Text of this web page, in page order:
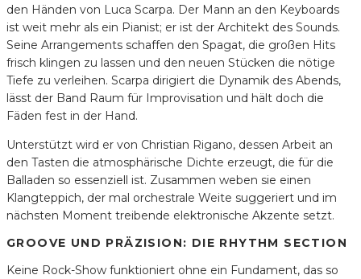
den Händen von Luca Scarpa. Der Mann an den Keyboards
ist weit mehr als ein Pianist; er ist der Architekt des Sounds.
Seine Arrangements schaffen den Spagat, die großen Hits
frisch klingen zu lassen und den neuen Stücken die nötige
Tiefe zu verleihen. Scarpa dirigiert die Dynamik des Abends,
lässt der Band Raum für Improvisation und hält doch die
Fäden fest in der Hand.
Unterstützt wird er von Christian Rigano, dessen Arbeit an
den Tasten die atmosphärische Dichte erzeugt, die für die
Balladen so essenziell ist. Zusammen weben sie einen
Klangteppich, der mal orchestrale Weite suggeriert und im
nächsten Moment treibende elektronische Akzente setzt.
GROOVE UND PRÄZISION: DIE RHYTHM SECTION
Keine Rock-Show funktioniert ohne ein Fundament, das so